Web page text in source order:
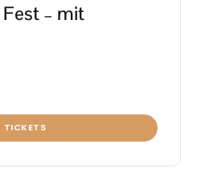
– mit
TICKETS